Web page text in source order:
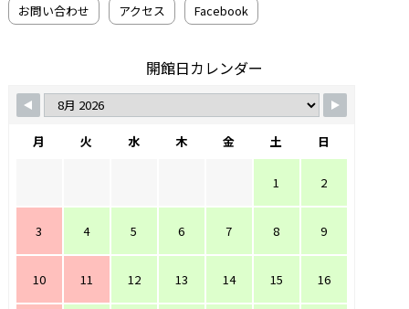
お問い合わせ アクセス Facebook
開館日カレンダー
月 火 水 木 金 土 日
1 2
3 4 5 6 7 8 9
10 11 12 13 14 15 16